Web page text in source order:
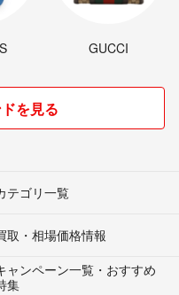
GUCCI
を見る
テゴリ一覧
取・相場価格情報
ャンペーン一覧・おすすめ
集